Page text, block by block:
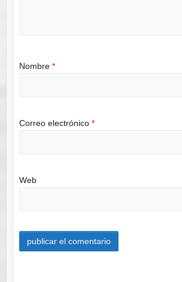
Nombre *
Correo electrónico *
Web